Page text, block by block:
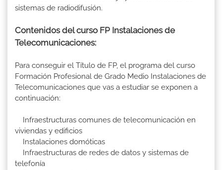
sistemas de radiodifusión.
Contenidos del curso FP Instalaciones de
Telecomunicaciones:
Para conseguir el Título de FP, el programa del curso
Formación Profesional de Grado Medio Instalaciones de
Telecomunicaciones que vas a estudiar se exponen a
continuación:
Infraestructuras comunes de telecomunicación en
viviendas y edificios
Instalaciones domóticas
Infraestructuras de redes de datos y sistemas de
telefonía